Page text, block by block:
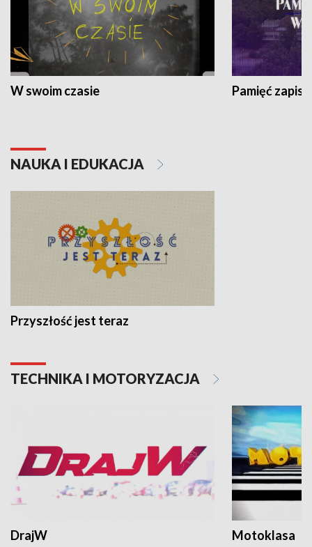
W swoim czasie Pamięć
NAUKA I EDUKACJA
Przyszłość jest teraz
TECHNIKA I MOTORYZACJA
DrajW Motoklasa